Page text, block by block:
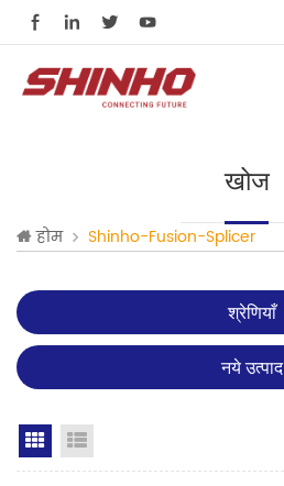
खोज
होम Shinho-Fusion-Splicer
श्रेणियाँ
नये उत्पाद
Grid View